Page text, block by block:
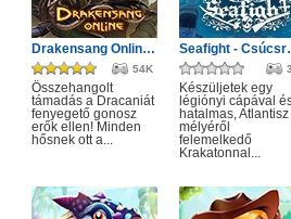
Drakensang Online - Monster Hunt event
54K
Összehangolt
támadás a Dracaniát
fenyegető gonosz
erők ellen! Minden
hősnek ott a...
Seafight
Készüljetek egy
légiónyi cápával
hatalmas, Atlantisz
mélyéről
felemelkedő
Krakatonnal...